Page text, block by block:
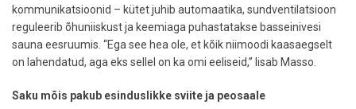
kommunikatsioonid – kütet juhib automaatika, sundventilatsioon
reguleerib õhuniiskust ja keemiaga puhastatakse basseinivesi
sauna eesruumis. “Ega see hea ole, et kõik niimoodi kaasaegselt
on lahendatud, aga eks sellel on ka omi eeliseid,” lisab Masso.
Saku mõis pakub esinduslikke sviite ja peosaale